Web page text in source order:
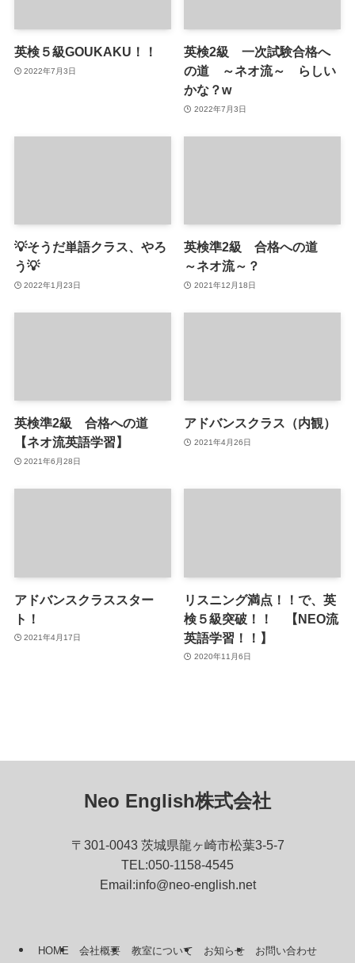
英検５級GOUKAKU！！
2022年7月3日
英検2級 一次試験合格へ
の道 ～ネオ流～ らしい
かな？w
2022年7月3日
💡そうだ単語クラス、やろ
う💡
2022年1月23日
英検準2級 合格への道
～ネオ流～？
2021年12月18日
英検準2級 合格への道
【ネオ流英語学習】
2021年6月28日
アドバンスクラス（内観）
2021年4月26日
アドバンスクラススター
ト！
2021年4月17日
リスニング満点！！で、英
検５級突破！！ 【NEO流
英語学習！！】
2020年11月6日
Neo English株式会社
〒301-0043 茨城県龍ヶ崎市松葉3-5-7
TEL:050-1158-4545
Email:info@neo-english.net
HOME 会社概要 教室について お知らせ お問い合わせ